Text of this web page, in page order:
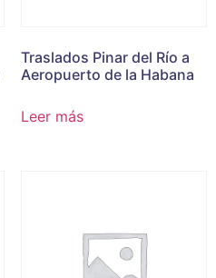
Traslados Pinar del Río a
Aeropuerto de la Habana
Leer más